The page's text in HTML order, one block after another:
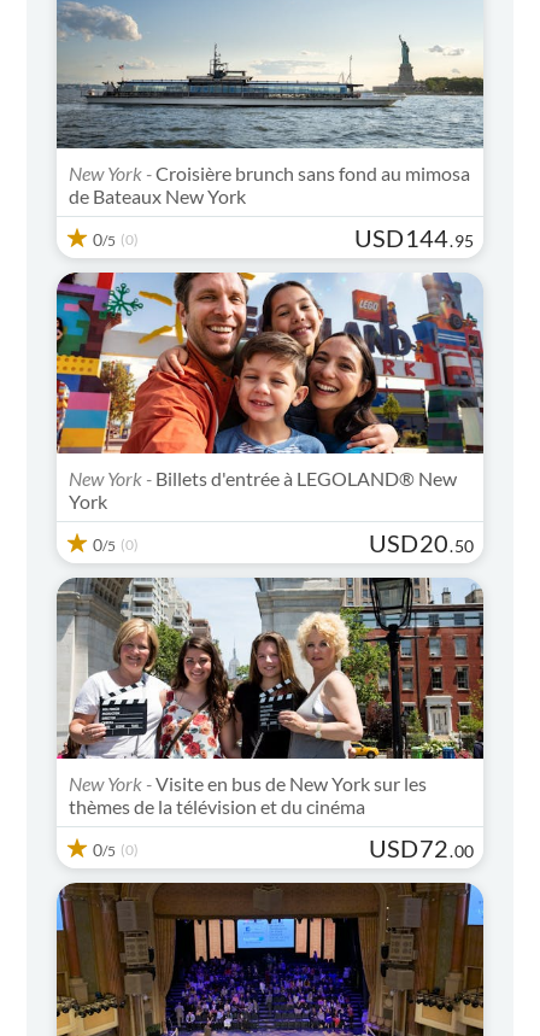
New York -Croisière brunch sans fond au mimosa
de Bateaux New York
0/5 (0) USD144.95
New York - Billets d'entrée à LEGOLAND® New
York
0/5 (0) USD20.50
New York -Visite en bus de New York sur les
thèmes de la télévision et du cinéma
0/5 (0) USD72.00